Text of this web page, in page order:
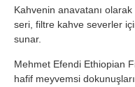
Kahvenin anavatanı
seri, filtre kahve severler
sunar.
Mehmet Efendi Ethiopian
hafif meyvemsi